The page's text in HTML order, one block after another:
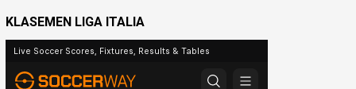
KLASEMEN LIGA ITALIA